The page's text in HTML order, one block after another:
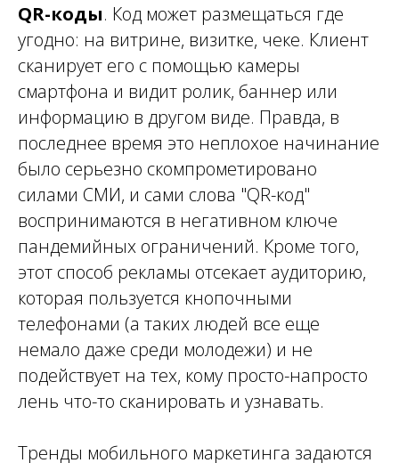
QR-коды. Код может размещаться где
угодно: на витрине, визитке, чеке. Клиент
сканирует его с помощью камеры
смартфона и видит ролик, баннер или
информацию в другом виде. Правда, в
последнее время это неплохое начинание
было серьезно скомпрометировано
силами СМИ, и сами слова "QR-код"
воспринимаются в негативном ключе
пандемийных ограничений. Кроме того,
этот способ рекламы отсекает аудиторию,
которая пользуется кнопочными
телефонами (а таких людей все еще
немало даже среди молодежи) и не
подействует на тех, кому просто-напросто
лень что-то сканировать и узнавать.
Тренды мобильного маркетинга задаются